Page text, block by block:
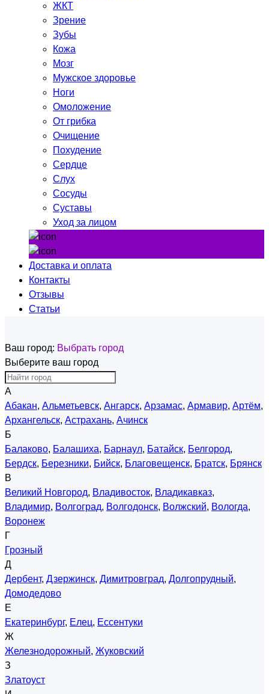
ЖКТ
Зрение
Зубы
Кожа
Мозг
Мужское здоровье
Ноги
Омоложение
От грибка
Очищение
Похудение
Сердце
Слух
Сосуды
Суставы
Уход за лицом
Доставка и оплата
Контакты
Отзывы
Статьи
Ваш город: Выбрать город
Выберите ваш город
А
Абакан, Альметьевск, Ангарск, Арзамас, Армавир, Артём,
Архангельск, Астрахань, Ачинск
Б
Балаково, Балашиха, Барнаул, Батайск, Белгород,
Бердск, Березники, Бийск, Благовещенск, Братск, Брянск
В
Великий Новгород, Владивосток, Владикавказ,
Владимир, Волгоград, Волгодонск, Волжский, Вологда,
Воронеж
Г
Грозный
Д
Дербент, Дзержинск, Димитровград, Долгопрудный,
Домодедово
Е
Екатеринбург, Елец, Ессентуки
Ж
Железнодорожный, Жуковский
З
Златоуст